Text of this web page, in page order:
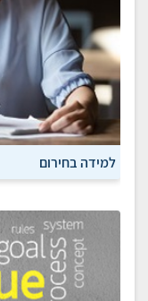
למידה בחירום